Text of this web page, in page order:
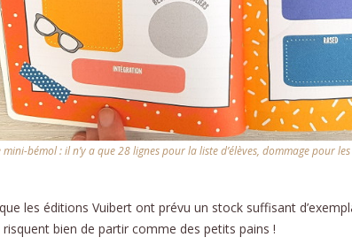
mini-bémol : il n’y a que 28 lignes pour la liste d’élèves, dommage pour
que les éditions Vuibert ont prévu un stock suffisant
risquent bien de partir comme des petits pains !